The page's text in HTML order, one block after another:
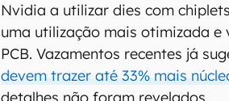
Nvidia a utilizar dies com
uma utilização mais otimizada e
PCB. Vazamentos recentes já
devem trazer até 33% mais